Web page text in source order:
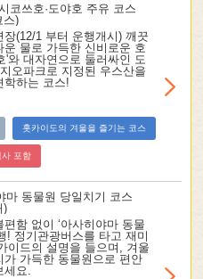
코쓰호·도야호 주유 코스
스)
장(12/1 부터 운행개시) 깨끗
운 물로 가득한 신비로운 호
'와 대자연으로 둘러싸인 도
오파크로 지정된 우스산을
학하는 코스!
홋카이도의 겨울을 즐기는 코스
사 포함
마 동물원 당일치기 코스
)
편함 없이 ‘아사히야마 동물
! 정기관광버스를 타고 재미
이드의 설명을 들으며, 겨울
가 가득한 동물원으로 편안
세요.